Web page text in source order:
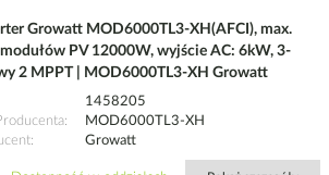
Growatt MOD6000TL3-XH(AFCI), max.
PV 12000W, wyjście AC: 6kW, 3-
2 MPPT | MOD6000TL3-XH Growatt
1458205
MOD6000TL3-XH
Growatt